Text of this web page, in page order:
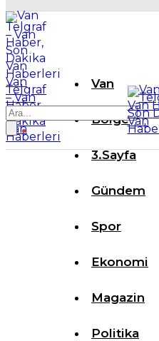
Van
Telgraf
– Van
Haber,
Son
Dakika
Van
Haberleri
Van
Bölge
3.Sayfa
Gündem
Spor
Ekonomi
Magazin
Politika